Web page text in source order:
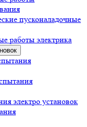
пусконаладочные
работы электрика
электро установок